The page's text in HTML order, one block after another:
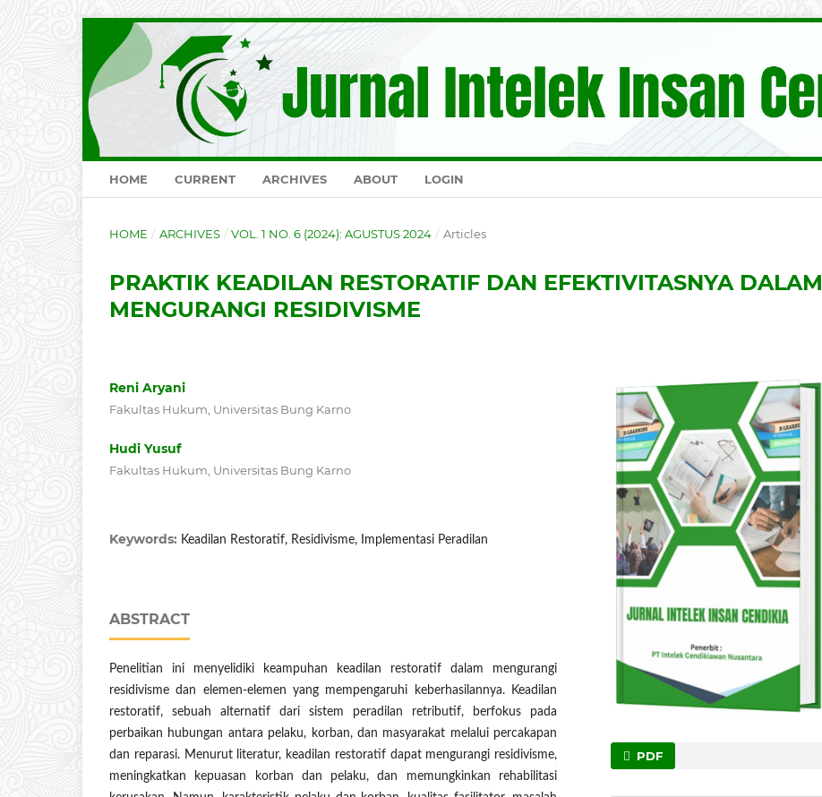
HOME CURRENT ARCHIVES ABOUT LOGIN
HOME / ARCHIVES / VOL. 1 NO. 6 (2024): AGUSTUS 2024 / Articles
PRAKTIK KEADILAN RESTORATIF DAN EFEKTIVITASNYA DALAM
MENGURANGI RESIDIVISME
Reni Aryani
Fakultas Hukum, Universitas Bung Karno
Hudi Yusuf
Fakultas Hukum, Universitas Bung Karno
Keywords: Keadilan Restoratif, Residivisme, Implementasi Peradilan
ABSTRACT
Penelitian ini menyelidiki keampuhan keadilan restoratif dalam mengurangi
residivisme dan elemen-elemen yang mempengaruhi keberhasilannya. Keadilan
restoratif, sebuah alternatif dari sistem peradilan retributif, berfokus pada
perbaikan hubungan antara pelaku, korban, dan masyarakat melalui percakapan
dan reparasi. Menurut literatur, keadilan restoratif dapat mengurangi residivisme,
meningkatkan kepuasan korban dan pelaku, dan memungkinkan rehabilitasi
PDF